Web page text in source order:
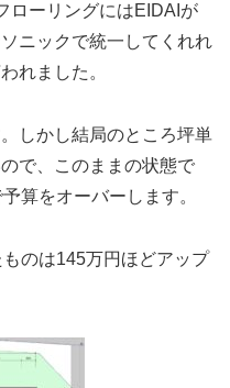
ローリングにはEIDAIが
ニックで統一してくれれ
れました。
しかし結局のところ坪単
で、このままの状態で
算をオーバーします。
のは145万円ほどアップ